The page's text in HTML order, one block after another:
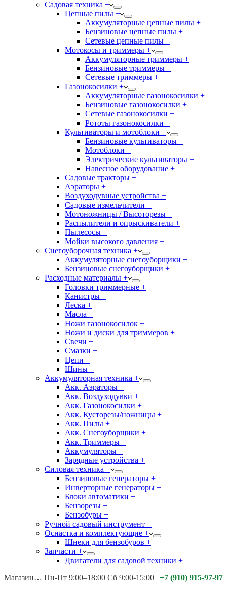
Садовая техника +
Цепные пилы +
Аккумуляторные цепные пилы +
Бензиновые цепные пилы +
Сетевые цепные пилы +
Мотокосы и триммеры +
Аккумуляторные триммеры +
Бензиновые триммеры +
Сетевые триммеры +
Газонокосилки +
Аккумуляторные газонокосилки +
Бензиновые газонокосилки +
Сетевые газонокосилки +
Рототы газонокосилки +
Культиваторы и мотоблоки +
Бензиновые культиваторы +
Мотоблоки +
Электрические культиваторы +
Навесное оборудование +
Садовые тракторы +
Аэраторы +
Воздуходувные устройства +
Садовые измельчители +
Мотоножницы / Высоторезы +
Распылители и опрыскиватели +
Пылесосы +
Мойки высокого давления +
Снегоуборочная техника +
Аккумуляторные снегоуборщики +
Бензиновые снегоуборщики +
Расходные материалы +
Головки триммерные +
Канистры +
Леска +
Масла +
Ножи газонокосилок +
Ножи и диски для триммеров +
Свечи +
Смазки +
Цепи +
Шины +
Аккумуляторная техника +
Акк. Аэраторы +
Акк. Воздуходувки +
Акк. Газонокосилки +
Акк. Кусторезы/ножницы +
Акк. Пилы +
Акк. Снегоуборщики +
Акк. Триммеры +
Аккумуляторы +
Зарядные устройства +
Силовая техника +
Бензиновые генераторы +
Инверторные генераторы +
Блоки автоматики +
Бензорезы +
Бензобуры +
Ручной садовый инструмент +
Оснастка и комплектующие +
Шнеки для бензобуров +
Запчасти +
Двигатели для садовой техники +
Магазины: Калуга ул. Московская д.113
Пн-Пт 9:00–18:00 Сб 9:00-15:00 | +7 (910) 915-97-97